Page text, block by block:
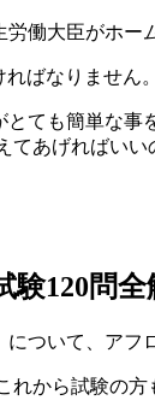
働大臣がホー
ばなりません。
ても簡単な
あげればいい
120問全
について、アフ
から試験の方